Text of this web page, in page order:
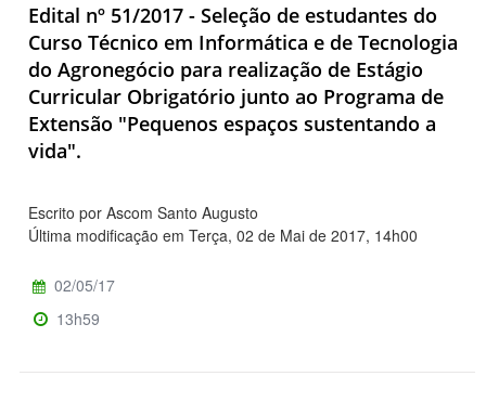
Edital nº 51/2017 - Seleção de estudantes do
Curso Técnico em Informática e de Tecnologia
do Agronegócio para realização de Estágio
Curricular Obrigatório junto ao Programa de
Extensão "Pequenos espaços sustentando a
vida".
Escrito por Ascom Santo Augusto
Última modificação em Terça, 02 de Mai de 2017, 14h00
02/05/17
13h59